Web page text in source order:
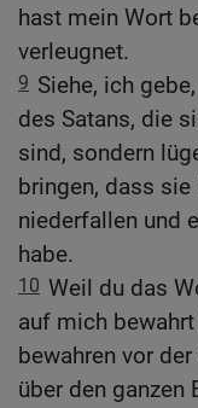
hast mein Wort
verleugnet.
9 Siehe, ich
des Satans, die
sind, sondern
bringen, dass
niederfallen und
habe.
10 Weil du das
auf mich
bewahren vor
über den